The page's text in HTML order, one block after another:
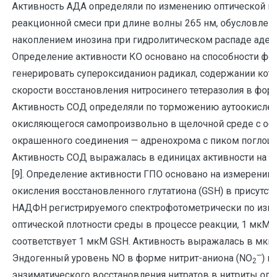
Активность АДА определяли по изменению оптической
реакционной смеси при длине волны 265 нм,
накоплением инозина при гидролитическом распаде
Определение активности КО основано на способности
генерировать супероксиданион радикал, содержании
скорости восстановления нитросинего тетеразолия в
Активность СОД определяли по торможению
окисляющегося самопроизвольно в щелочной среде с
окрашенного соединения — адренохрома с пиком
Активность СОД выражалась в единицах активности
[9]. Определение активности ГПО основано на
окисления восстановленного глутатиона (GSH) в
НАДФН регистрируемого спектрофотометрически по
оптической плотности среды в процессе реакции, 1
соответствует 1 мкМ GSH. Активность выражалась в
Эндогенный уровень NO в форме нитрит-аниона (NO2
—)